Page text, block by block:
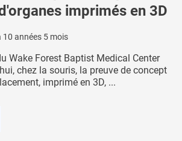
imprimés en 3D
10 années 5 mois
Wake Forest Baptist Medical Center
chez la souris, la preuve de concept
imprimé en 3D, ...